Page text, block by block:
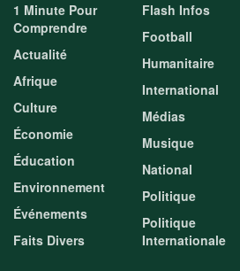
1 Minute Pour
Comprendre
Actualité
Afrique
Culture
Économie
Éducation
Environnement
Événements
Faits Divers
Flash Infos
Football
Humanitaire
International
Médias
Musique
National
Politique
Politique
Internationale